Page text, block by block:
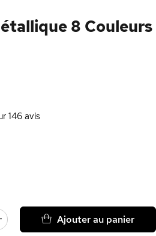
8 Couleurs
146avis
Ajouter au panier